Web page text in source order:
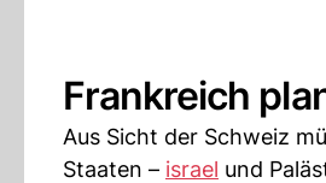
Frankreich
Aus Sicht der Schweiz
Staaten – israel und